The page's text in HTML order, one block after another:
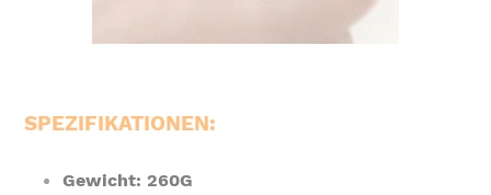
SPEZIFIKATIONEN:
Gewicht: 260G